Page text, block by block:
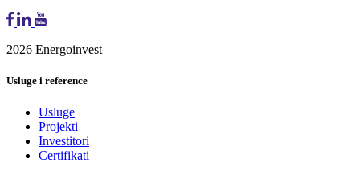
2026 Energoinvest
Usluge i reference
Usluge
Projekti
Investitori
Certifikati